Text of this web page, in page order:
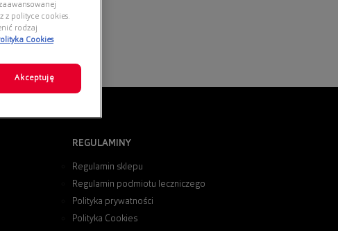
REGULAMINY
Regulamin sklepu
Regulamin podmiotu leczniczego
Polityka prywatności
Polityka Cookies
z polityce cookies.
rodzaj
Cookies
Akceptuję